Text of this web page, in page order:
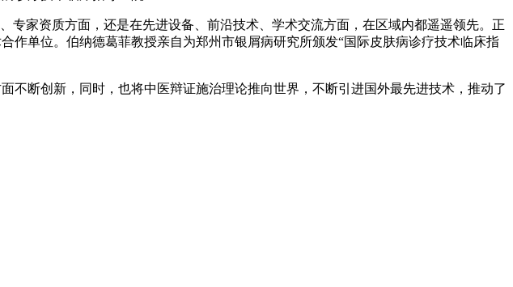
专家资质方面，还是在先进设备、前沿技术、学术交流方面，在区域内都遥遥领先。正
作单位。伯纳德葛菲教授亲自为郑州市银屑病研究所颁发“国际皮肤病诊疗技术临床指
断创新，同时，也将中医辩证施治理论推向世界，不断引进国外最先进技术，推动了